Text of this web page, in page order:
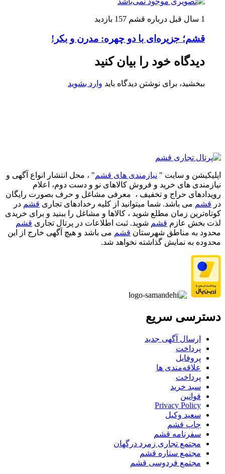
1 سال قبل درباره قشم 157 بازدید
قشم؛ جزیره‌ای با دو چهره: مدرن و بکر!
دیدگاه خود را بیان کنید
ببخشید، برای نوشتن دیدگاه باید وارد بشوید
اپلیکیشن و سایت " نیازمندی های قشم" ، محل انتشار انواع آگهی و
نیازمندی های خرید و فروش کالاهای نو و دست‌ دوم، اعلام
رویدادهای حراج و تخفیف ، معرفی مشاغل و حرف بصورت رایگان
در قشم می باشد. شما میتوانید از کلیه رخدادهای تجاری قشم در
کوتاه‌ترین زمان مطلع شوید ، کالاها و مشاغل را ببنید و برای خریدی
لذت بخش عازم قشم شوید. ثبت اطلاعات در پرتال تجاری قشم
محدود به مناطق شهرستان قشم می باشد و هیچ آگهی خارج از این
محدوده به نمایش گذاشته نخواهد شد.
دسترسی سریع
ارسال آگهی جدید
پرداخت
پروفایل
علاقه‌مندی ها
پرداخت
سبد خرید
قوانین
Privacy Policy
سعید وکیل
چاپ قشم
سفرنامه قشم
مجتمع تجاری زمرد درگهان
مجتمع ستاره قشم
مجتمع فردوسی قشم